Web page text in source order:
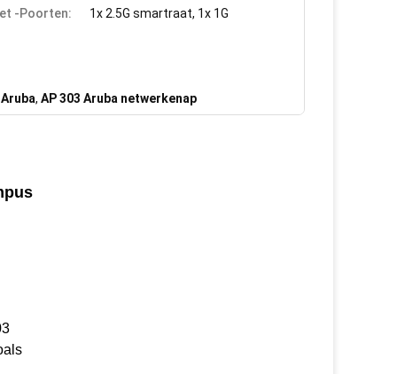
-poorten: 1x 2.5G smartraat, 1x 1G
, AP 303 Aruba netwerkenap